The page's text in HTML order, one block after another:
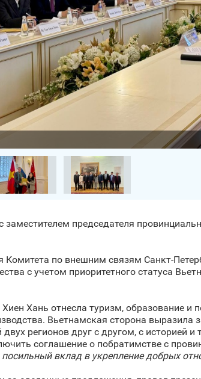
председателя
Комитета по внешним связям
с учетом приоритетного статуса
Хань отнесла туризм, образование и
Вьетнамская сторона выразила
регионов друг с другом, с историей
соглашение о побратимстве с
вклад в укрепление добрых